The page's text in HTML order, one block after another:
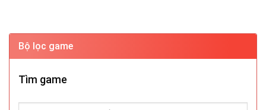
Bộ lọc game
Tìm game